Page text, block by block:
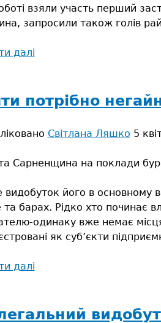
взяли участь перший
запросили також голів
далі
бурштину:
як
«гордіїв
потрібно
Світлана Ляшко 5
Сарненщина на поклади
його в основному
барах. Рідко хто починає
одинаку вже немає
як суб’єкти
далі
негайно